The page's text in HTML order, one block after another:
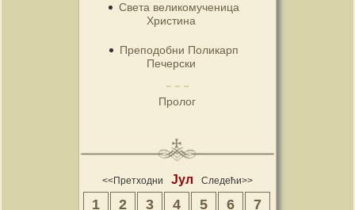
Света великомученица
Христина
Преподобни Поликарп
Печерски
Пролог
<<Претходни Јул Следећи>>
1 2 3 4 5 6 7